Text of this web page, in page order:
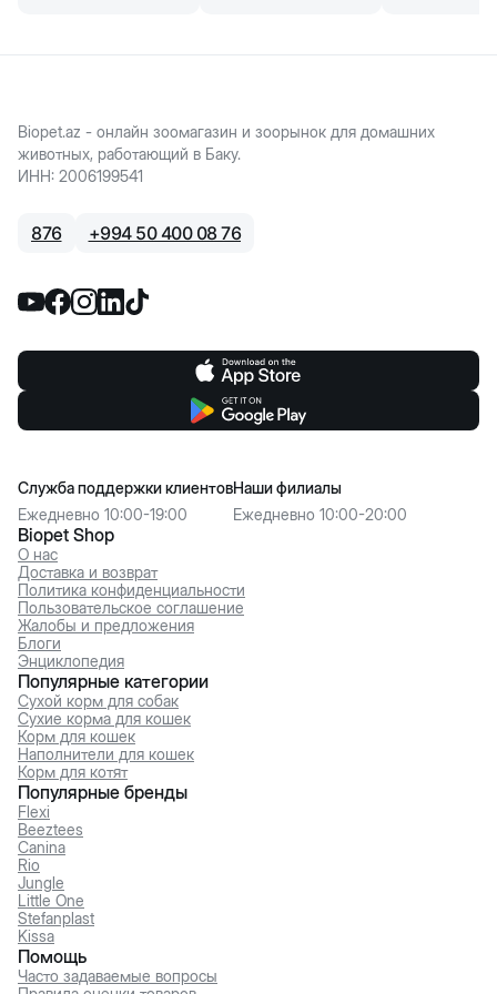
Biopet.az - онлайн зоомагазин и зоорынок для домашних
животных, работающий в Баку.
ИНН: 2006199541
876 +994 50 400 08 76
Biopet Shop
О нас
Доставка и возврат
Политика конфиденциальности
Пользовательское соглашение
Жалобы и предложения
Блоги
Энциклопедия
Служба поддержки клиентов
Ежедневно 10:00-19:00
Наши филиалы
Ежедневно 10:00-20:00
Популярные категории
Сухой корм для собак
Сухие корма для кошек
Корм для кошек
Наполнители для кошек
Корм для котят
Популярные бренды
Flexi
Beeztees
Canina
Rio
Jungle
Little One
Stefanplast
Kissa
Помощь
Часто задаваемые вопросы